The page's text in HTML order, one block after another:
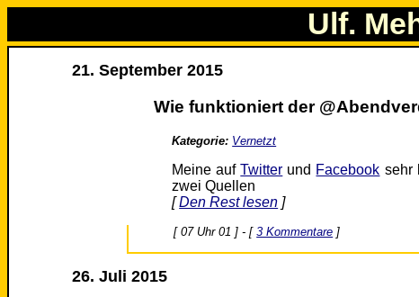
Ulf.
21. September 2015
Wie funktioniert der
Kategorie: Vernetzt
Meine aufTwitter und Facebook sehr
zwei Quellen
[Den Rest lesen ]
[ 07 Uhr 01 ] - [3 Kommentare ]
26. Juli 2015